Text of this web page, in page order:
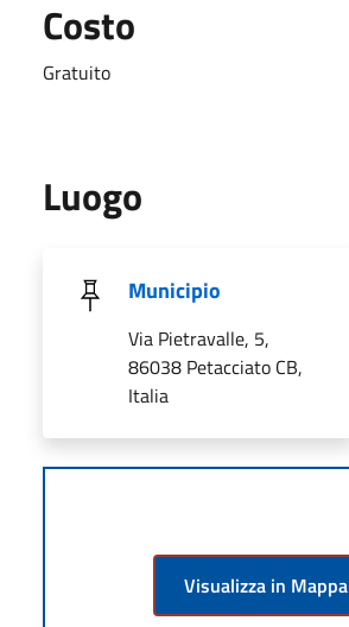
Costo
Gratuito
Luogo
Municipio
Via Pietravalle, 5,
86038 Petacciato CB,
Italia
Visualizza in Mappa